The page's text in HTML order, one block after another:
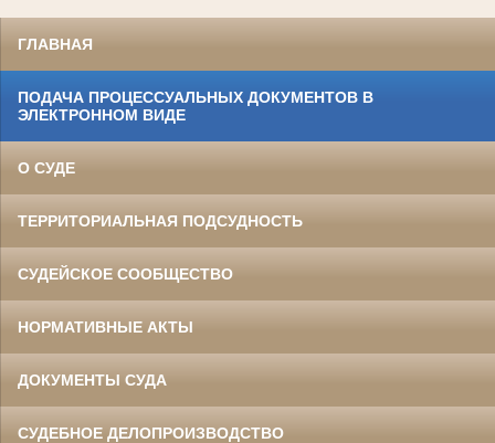
ГЛАВНАЯ
ПОДАЧА ПРОЦЕССУАЛЬНЫХ ДОКУМЕНТОВ В
ЭЛЕКТРОННОМ ВИДЕ
О СУДЕ
ТЕРРИТОРИАЛЬНАЯ ПОДСУДНОСТЬ
СУДЕЙСКОЕ СООБЩЕСТВО
НОРМАТИВНЫЕ АКТЫ
ДОКУМЕНТЫ СУДА
СУДЕБНОЕ ДЕЛОПРОИЗВОДСТВО